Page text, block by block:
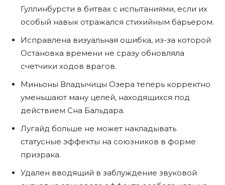
Гуллинбурсти в битвах с испытаниями, если их
особый навык отражался стихийным барьером.
Исправлена ​​визуальная ошибка, из-за которой
Остановка времени не сразу обновляла
счетчики ходов врагов.
Миньоны Владычицы Озера теперь корректно
уменьшают ману целей, находящихся под
действием Сна Бальдара.
Лугайд больше не может накладывать
статусные эффекты на союзников в форме
призрака.
Удален вводящий в заблуждение звуковой